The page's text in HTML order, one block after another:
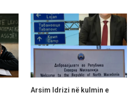
Arsim Idrizi në kulmin e